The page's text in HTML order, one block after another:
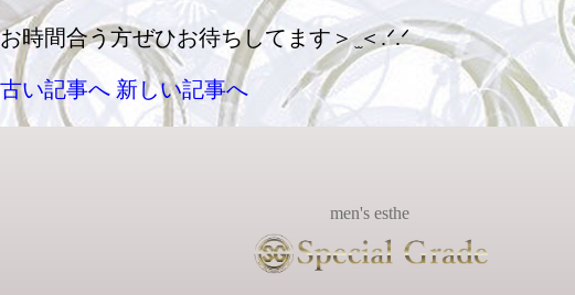
お時間合う方ぜひお待ちしてます＞ ̫＜.ᐟ.ᐟ
古い記事へ 新しい記事へ
men's esthe